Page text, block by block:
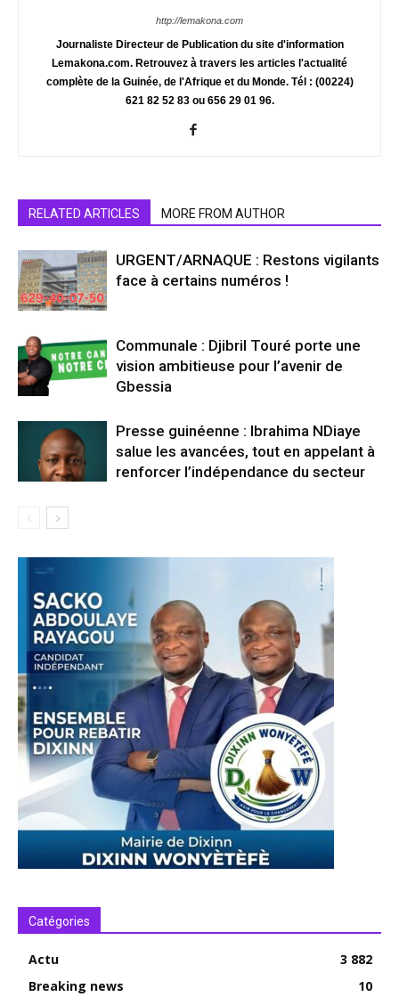
http://lemakona.com
Journaliste Directeur de Publication du site d'information
Lemakona.com. Retrouvez à travers les articles l'actualité
complète de la Guinée, de l'Afrique et du Monde. Tél : (00224)
621 82 52 83 ou 656 29 01 96.
RELATED ARTICLES MORE FROM AUTHOR
URGENT/ARNAQUE : Restons vigilants
face à certains numéros !
Communale : Djibril Touré porte une
vision ambitieuse pour l’avenir de
Gbessia
Presse guinéenne : Ibrahima NDiaye
salue les avancées, tout en appelant à
renforcer l’indépendance du secteur
Catégories
Actu
3 882
Breaking news
10